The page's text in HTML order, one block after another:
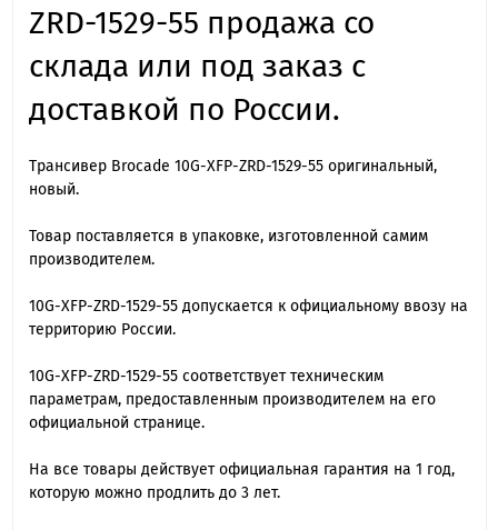
ZRD-1529-55 продажа со
склада или под заказ с
доставкой по России.
Трансивер Brocade 10G-XFP-ZRD-1529-55 оригинальный,
новый.
Товар поставляется в упаковке, изготовленной самим
производителем.
10G-XFP-ZRD-1529-55 допускается к официальному ввозу на
территорию России.
10G-XFP-ZRD-1529-55 cоответствует техническим
параметрам, предоставленным производителем на его
официальной странице.
На все товары действует официальная гарантия на 1 год,
которую можно продлить до 3 лет.